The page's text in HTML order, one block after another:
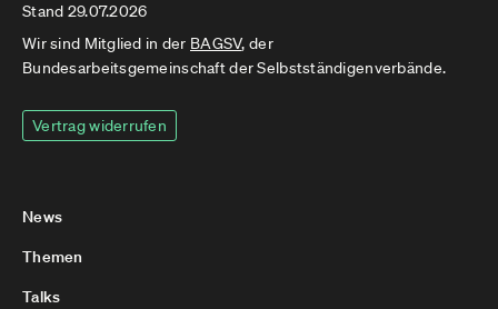
Stand 29.07.2026
Wir sind Mitglied in der BAGSV, der
Bundesarbeitsgemeinschaft der Selbstständigenverbände.
Vertrag widerrufen
News
Themen
Talks